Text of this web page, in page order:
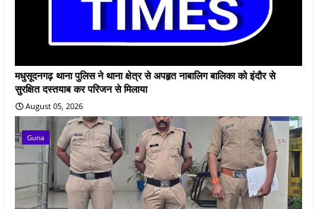
मधुसूदनगढ़ थाना पुलिस ने थाना क्षेत्र से अपहृत नाबालिग बालिका को इंदौर से
सुरक्षित दस्तयाब कर परिजन से मिलाया
August 05, 2026
Guna